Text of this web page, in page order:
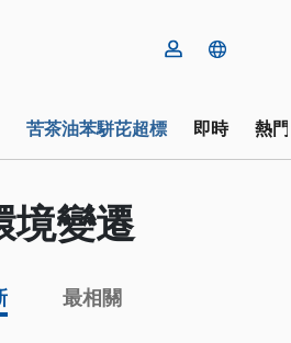
苦茶油苯駢芘超標 即時 熱
境變遷
最相關